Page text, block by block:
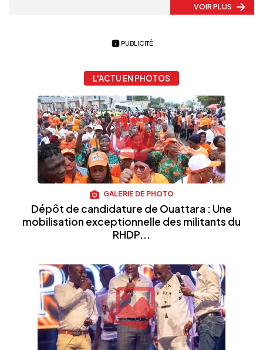
VOIR PLUS
PUBLICITÉ
L'ACTU EN PHOTOS
GALERIE DE PHOTO
Dépôt de candidature de Ouattara : Une
mobilisation exceptionnelle des militants du
RHDP...